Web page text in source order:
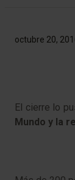
octubre 20,
El cierre lo
Mundo y la